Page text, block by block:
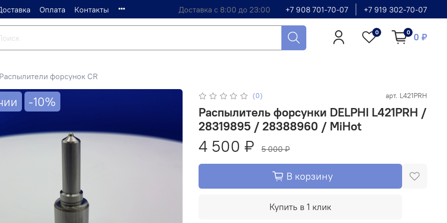
Оплата Контакты Доставка с 8:00 до 23:00 +7 908 701-70-07 +7 919 302-70-07
0 0 0 ₽
Распылители форсунок CR
-10% (0) арт. L421PRH
Распылитель форсунки DELPHI L421PRH /
28319895 / 28388960 / MiHot
4 500 ₽ 5 000 ₽
В корзину
Купить в 1 клик